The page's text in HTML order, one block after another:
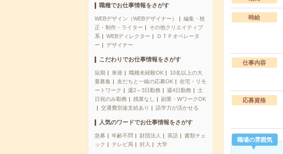
職種でお仕事情報をさがす
WEBデザイン（WEBデザイナー）
編集・校
正・制作・ライター
その他クリエイティブ
系
WEBディレクター
ＤＴＰオペレータ
ー
デザイナー
こだわりでお仕事情報をさがす
短期 単発 職種未経験OK
10名以上の大
量募集
友だちと一緒の応募OK
在宅・リモ
ートワーク
週2～3日勤務 週4日勤務
土
日祝のみ勤務
残業なし
副業・WワークOK
交通費別途支給あり
語学力が活かせる
人気のワードでお仕事情報をさがす
急募 年齢不問 財団法人 英語
書類チェ
ック
テレビ局 封入 大学
時給
仕事内容
応募資格
職場の雰囲気